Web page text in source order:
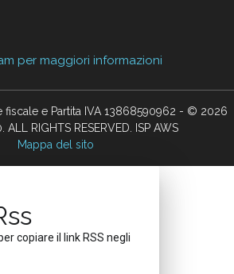
per maggiori informazioni
e Partita IVA 13868590962 - © 2026
RIGHTS RESERVED. ISP AWS
Mappa del sito
copiare il link RSS negli